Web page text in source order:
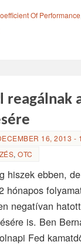
Of Performance
reagálnak
16, 2013 -
,OTC
hiszek ebben,
hónapos
negatívan
is. Ben
Fed